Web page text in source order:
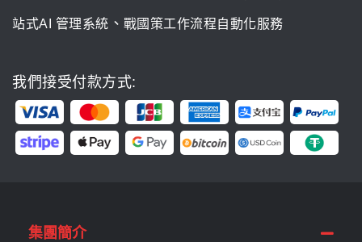
站式AI 管理系統 、 戰國策工作流程自動化服務
我們接受付款方式:
集團簡介